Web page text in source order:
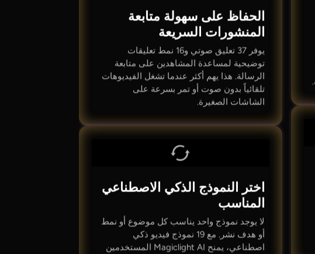
الحفاظ على سهولة متابعة
المنشورات السريعة
يوفر 37 تعليق صوتي و16 نمط تعليقات
توضيحية لمساعدة المشاهدين على متابعة
الرسالة. هذا يهم أكثر عندما تشغل الفيديوهات
تلقائياً بدون صوت أو تمر بسرعة على
الشاشات الصغيرة.
اختر النموذج الذكي الاصطناعي
المناسب
لا يوجد نموذج واحد يناسب كل موضوع أو نمط
أو هدف نشر. مع 19 نموذج فيديو ذكي
اصطناعي، يمنح Magiclight AI المستخدمين